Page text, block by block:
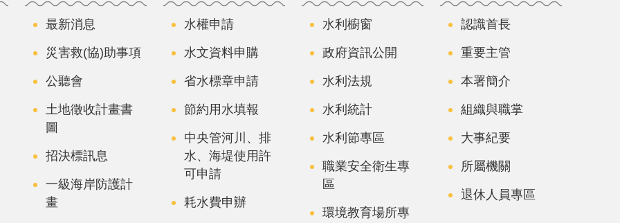
最新消息
災害救(協)助事項
公聽會
土地徵收計畫書
圖
招決標訊息
一級海岸防護計
畫
水權申請
水文資料申購
省水標章申請
節約用水填報
中央管河川、排
水、海堤使用許
可申請
耗水費申辦
水利櫥窗
政府資訊公開
水利法規
水利統計
水利節專區
職業安全衛生專
區
環境教育場所專
認識首長
重要主管
本署簡介
組織與職掌
大事紀要
所屬機關
退休人員專區